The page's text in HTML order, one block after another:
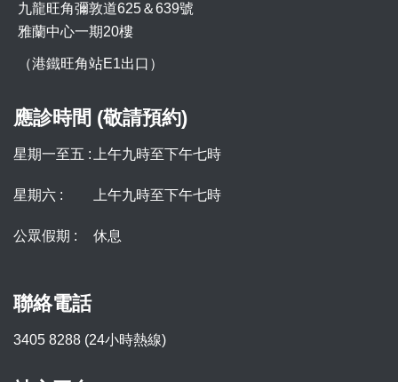
九龍旺角彌敦道625＆639號
雅蘭中心一期20樓
（港鐵旺角站E1出口）
應診時間 (敬請預約)
星期一至五 :上午九時至下午七時
星期六 : 上午九時至下午七時
公眾假期 : 休息
聯絡電話
3405 8288 (24小時熱線)